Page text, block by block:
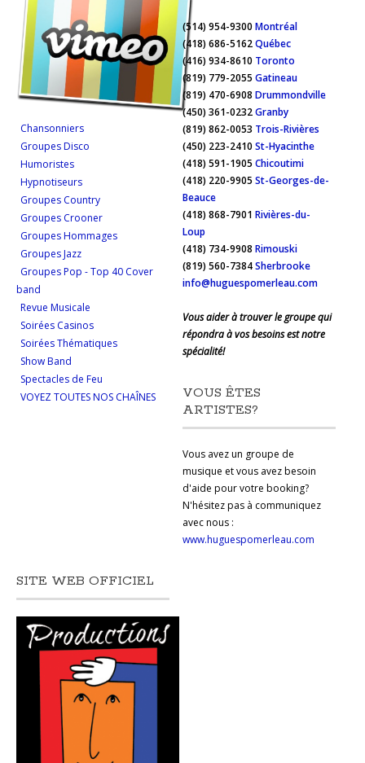
Chansonniers
Groupes Disco
Humoristes
Hypnotiseurs
Groupes Country
Groupes Crooner
Groupes Hommages
Groupes Jazz
Groupes Pop - Top 40 Cover
band
Revue Musicale
Soirées Casinos
Soirées Thématiques
Show Band
Spectacles de Feu
VOYEZ TOUTES NOS CHAÎNES
(514) 954-9300 Montréal
(418) 686-5162Québec
(416) 934-8610 Toronto
(819) 779-2055 Gatineau
(819) 470-6908 Drummondville
(450) 361-0232Granby
(819) 862-0053 Trois-Rivières
(450) 223-2410 St-Hyacinthe
(418) 591-1905 Chicoutimi
(418) 220-9905 St-Georges-de-
Beauce
(418) 868-7901 Rivières-du-
Loup
(418) 734-9908 Rimouski
(819) 560-7384Sherbrooke
info@huguespomerleau.com
Vous aider à trouver le groupe qui
répondra à vos besoins est notre
spécialité!
VOUS ÊTES
ARTISTES?
Vous avez un groupe de
musique et vous avez besoin
d'aide pour votre booking?
N'hésitez pas à communiquez
avec nous :
www.huguespomerleau.com
SITE WEB OFFICIEL